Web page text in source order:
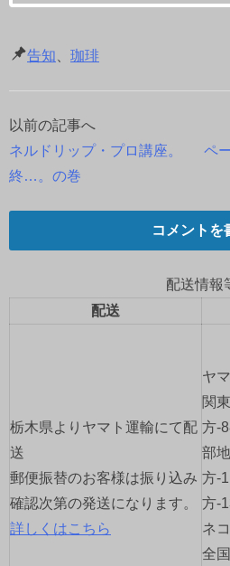
告知 珈琲
投
稿
ナ
ビ
ー
ン
以前の記事へ
ネルドリップ・プロ講座。
終…。の巻
ペ
コメントを
配送情報
配送
栃木県よりヤマト運輸にて配
送
郵便振替のお客様は振り込み
確認次第の発送になります。
詳しくはこちら
ヤ
関
方-
部
方-
方-
ネ
全